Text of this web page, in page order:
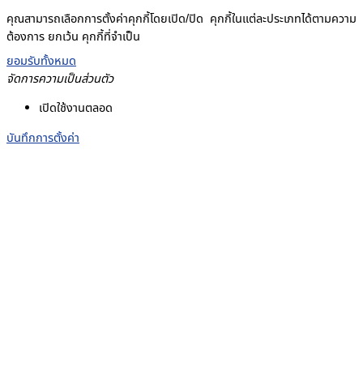
คุณสามารถเลือกการตั้งค่าคุกกี้โดยเปิด/ปิด คุกกี้ในแต่ละประเภทได้ตามความ
ต้องการ ยกเว้น คุกกี้ที่จำเป็น
ยอมรับทั้งหมด
จัดการความเป็นส่วนตัว
เปิดใช้งานตลอด
บันทึกการตั้งค่า